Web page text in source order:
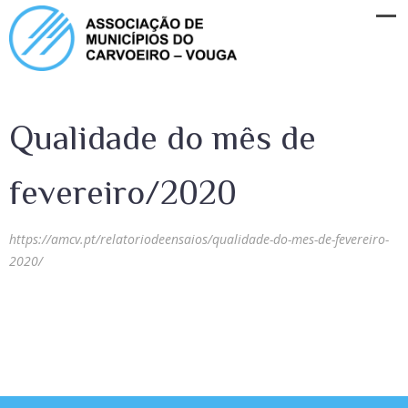
Qualidade do mês de
fevereiro/2020
https://amcv.pt/relatoriodeensaios/qualidade-do-mes-de-fevereiro-
2020/